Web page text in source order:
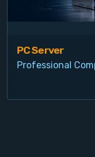
PC Server
Professional